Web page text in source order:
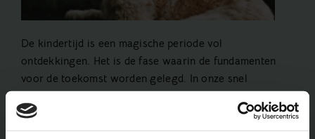
De kindertijd is een magische periode vol
ontdekkingen. Het is de fase waarin de fundamenten
voor de toekomst worden gelegd. In onze snel
gemakkelijk zijn om te vergeten hoe belangrijk
natuurlijke ervaringen zijn voor de groei van een kind.